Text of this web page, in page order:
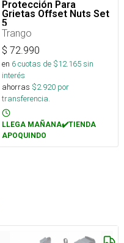
Protección Para
Grietas Offset Nuts Set
5
Trango
$ 72.990
en 6cuotas de $12.165sin
interés
ahorras $2.920 por
transferencia.
LLEGA MAÑANA✔️TIENDA
APOQUINDO